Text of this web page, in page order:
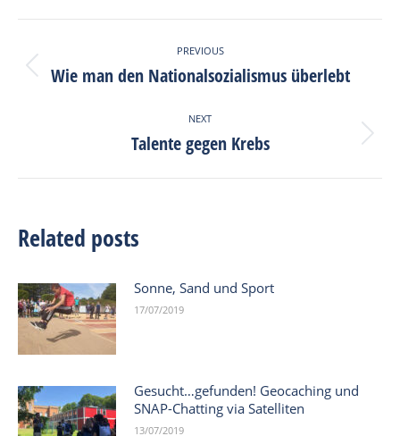
Facebook
X
PinterestLinkedIn
navigation
PREVIOUS
Previous
Wie man den Nationalsozialismus überlebt
NEXT
Next
post:
Talente gegen Krebs
Related posts
Sonne, Sand und Sport
17/07/2019
Gesucht…gefunden! Geocaching und
SNAP-Chatting via Satelliten
13/07/2019